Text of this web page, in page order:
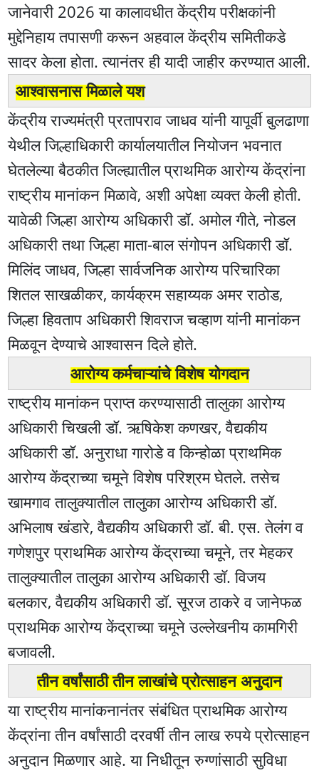
जानेवारी 2026 या कालावधीत केंद्रीय परीक्षकांनी
मुद्देनिहाय तपासणी करून अहवाल केंद्रीय समितीकडे
सादर केला होता. त्यानंतर ही यादी जाहीर करण्यात आली.
आश्वासनास मिळाले यश
केंद्रीय राज्यमंत्री प्रतापराव जाधव यांनी यापूर्वी बुलढाणा
येथील जिल्हाधिकारी कार्यालयातील नियोजन भवनात
घेतलेल्या बैठकीत जिल्ह्यातील प्राथमिक आरोग्य केंद्रांना
राष्ट्रीय मानांकन मिळावे, अशी अपेक्षा व्यक्त केली होती.
यावेळी जिल्हा आरोग्य अधिकारी डॉ. अमोल गीते, नोडल
अधिकारी तथा जिल्हा माता-बाल संगोपन अधिकारी डॉ.
मिलिंद जाधव, जिल्हा सार्वजनिक आरोग्य परिचारिका
शितल साखळीकर, कार्यक्रम सहाय्यक अमर राठोड,
जिल्हा हिवताप अधिकारी शिवराज चव्हाण यांनी मानांकन
मिळवून देण्याचे आश्वासन दिले होते.
आरोग्य कर्मचाऱ्यांचे विशेष योगदान
राष्ट्रीय मानांकन प्राप्त करण्यासाठी तालुका आरोग्य
अधिकारी चिखली डॉ. ऋषिकेश कणखर, वैद्यकीय
अधिकारी डॉ. अनुराधा गारोडे व किन्होळा प्राथमिक
आरोग्य केंद्राच्या चमूने विशेष परिश्रम घेतले. तसेच
खामगाव तालुक्यातील तालुका आरोग्य अधिकारी डॉ.
अभिलाष खंडारे, वैद्यकीय अधिकारी डॉ. बी. एस. तेलंग व
गणेशपुर प्राथमिक आरोग्य केंद्राच्या चमूने, तर मेहकर
तालुक्यातील तालुका आरोग्य अधिकारी डॉ. विजय
बलकार, वैद्यकीय अधिकारी डॉ. सूरज ठाकरे व जानेफळ
प्राथमिक आरोग्य केंद्राच्या चमूने उल्लेखनीय कामगिरी
बजावली.
तीन वर्षांसाठी तीन लाखांचे प्रोत्साहन अनुदान
या राष्ट्रीय मानांकनानंतर संबंधित प्राथमिक आरोग्य
केंद्रांना तीन वर्षांसाठी दरवर्षी तीन लाख रुपये प्रोत्साहन
अनुदान मिळणार आहे. या निधीतून रुग्णांसाठी सुविधा